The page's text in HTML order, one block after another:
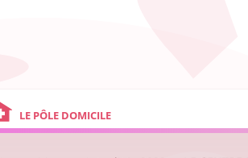
LE PÔLE DOMICILE